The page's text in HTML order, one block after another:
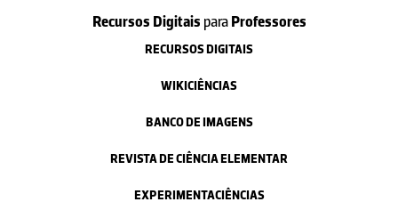
Recursos Digitais paraProfessores
RECURSOS DIGITAIS
WIKICIÊNCIAS
BANCO DE IMAGENS
REVISTA DE CIÊNCIA ELEMENTAR
EXPERIMENTACIÊNCIAS